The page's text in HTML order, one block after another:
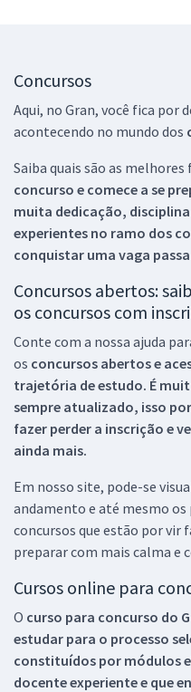
Concursos
Aqui, no Gran, você fica por
acontecendo no mundo dos
Saiba quais são as melhores
concurso e comece a se
muita dedicação,
experientes no ramo dos
conquistar uma vaga
Concursos abertos:
os concursos com
Conte com a nossa ajuda
os concursos abertos e
trajetória de estudo. É
sempre atualizado, isso
fazer perder a inscrição e
ainda mais.
Em nosso site, pode-se
andamento e até mesmo
concursos que estão por vir
preparar com mais calma e
Cursos online para
O curso para concurso do
estudar para o processo
constituídos por módulos
docente experiente e que